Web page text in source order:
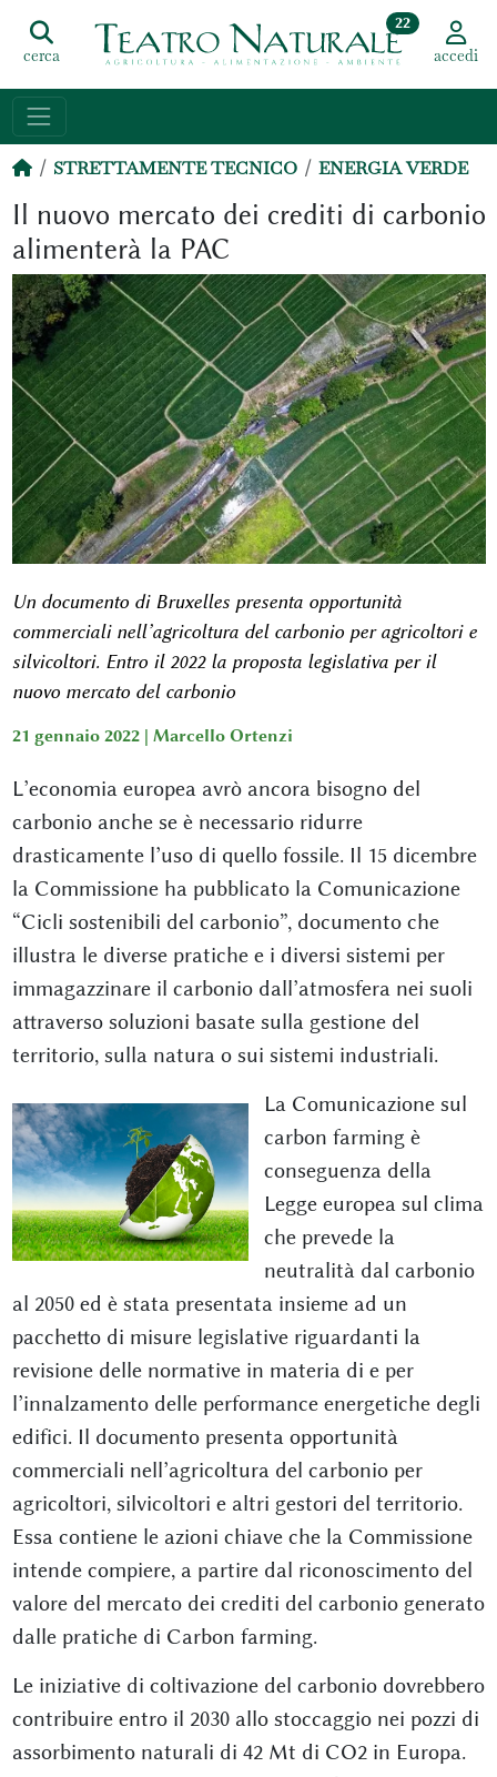
cerca
22
accedi
STRETTAMENTE TECNICO ENERGIA VERDE
Il nuovo mercato dei crediti di carbonio
alimenterà la PAC
Un documento di Bruxelles presenta opportunità
commerciali nell’agricoltura del carbonio per agricoltori e
silvicoltori. Entro il 2022 la proposta legislativa per il
nuovo mercato del carbonio
21 gennaio 2022 | Marcello Ortenzi
L’economia europea avrò ancora bisogno del
carbonio anche se è necessario ridurre
drasticamente l’uso di quello fossile. Il 15 dicembre
la Commissione ha pubblicato la Comunicazione
“Cicli sostenibili del carbonio”, documento che
illustra le diverse pratiche e i diversi sistemi per
immagazzinare il carbonio dall’atmosfera nei suoli
attraverso soluzioni basate sulla gestione del
territorio, sulla natura o sui sistemi industriali.
La Comunicazione sul
carbon farming è
conseguenza della
Legge europea sul clima
che prevede la
neutralità dal carbonio
al 2050 ed è stata presentata insieme ad un
pacchetto di misure legislative riguardanti la
revisione delle normative in materia di e per
l’innalzamento delle performance energetiche degli
edifici. Il documento presenta opportunità
commerciali nell’agricoltura del carbonio per
agricoltori, silvicoltori e altri gestori del territorio.
Essa contiene le azioni chiave che la Commissione
intende compiere, a partire dal riconoscimento del
valore del mercato dei crediti del carbonio generato
dalle pratiche di Carbon farming.
Le iniziative di coltivazione del carbonio dovrebbero
contribuire entro il 2030 allo stoccaggio nei pozzi di
assorbimento naturali di 42 Mt di CO2 in Europa.